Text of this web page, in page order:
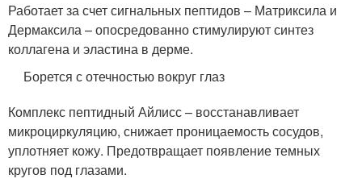
Работает за счет сигнальных пептидов – Матриксила и
Дермаксила – опосредованно стимулируют синтез
коллагена и эластина в дерме.
Борется с отечностью вокруг глаз
Комплекс пептидный Айлисс – восстанавливает
микроциркуляцию, снижает проницаемость сосудов,
уплотняет кожу. Предотвращает появление темных
кругов под глазами.